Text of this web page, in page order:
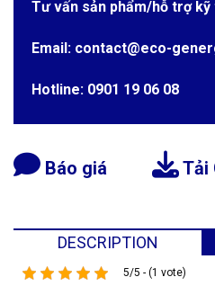
Tư vấn sản phẩm/hỗ trợ kỹ
Email: contact@eco-
Hotline: 0901 19 06 08
Báo giá Tải
DESCRIPTION
5/5 - (1 vote)